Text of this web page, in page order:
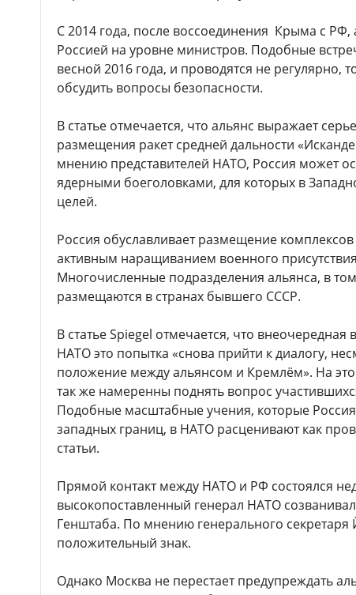
С 2014 года, после воссоединения Крыма с РФ,
Россией на уровне министров. Подобные
весной 2016 года, и проводятся не регулярно,
обсудить вопросы безопасности.
В статье отмечается, что альянс выражает
размещения ракет средней дальности
мнению представителей НАТО, Россия может
ядерными боеголовками, для которых в
целей.
Россия обуславливает размещение
активным наращиванием военного
Многочисленные подразделения альянса, в
размещаются в странах бывшего СССР.
В статье Spiegel отмечается, что внеочередная
НАТО это попытка «снова прийти к диалогу,
положение между альянсом и Кремлём». На
так же намеренны поднять вопрос
Подобные масштабные учения, которые
западных границ, в НАТО расценивают как
статьи.
Прямой контакт между НАТО и РФ состоялся
высокопоставленный генерал НАТО
Генштаба. По мнению генерального секретаря
положительный знак.
Однако Москва не перестает предупреждать